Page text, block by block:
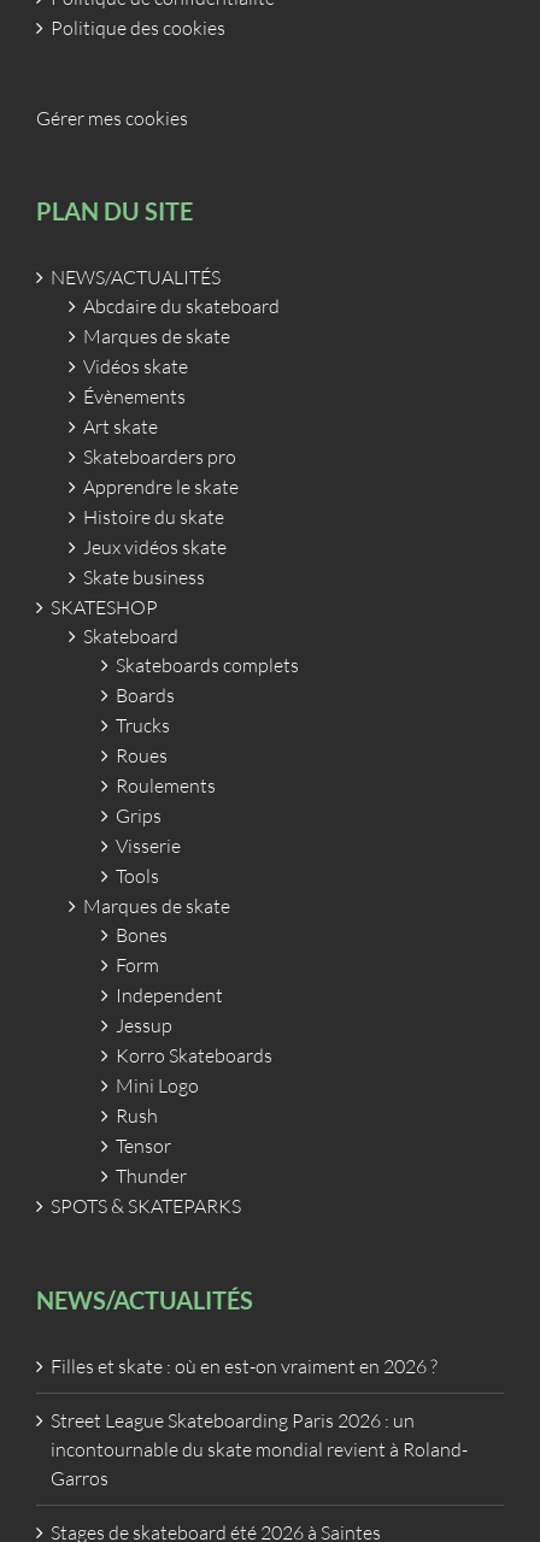
Politique des cookies
Gérer mes cookies
PLAN DU SITE
NEWS/ACTUALITÉS
Abcdaire du skateboard
Marques de skate
Vidéos skate
Évènements
Art skate
Skateboarders pro
Apprendre le skate
Histoire du skate
Jeux vidéos skate
Skate business
SKATESHOP
Skateboard
Skateboards complets
Boards
Trucks
Roues
Roulements
Grips
Visserie
Tools
Marques de skate
Bones
Form
Independent
Jessup
Korro Skateboards
Mini Logo
Rush
Tensor
Thunder
SPOTS & SKATEPARKS
NEWS/ACTUALITÉS
Filles et skate : où en est-on vraiment en 2026 ?
Street League Skateboarding Paris 2026 : un
incontournable du skate mondial revient à Roland-
Garros
Stages de skateboard été 2026 à Saintes